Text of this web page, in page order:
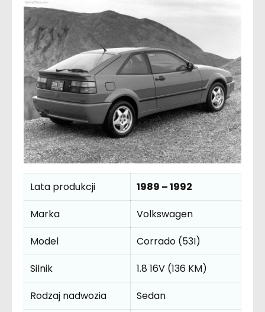
Lata produkcji
1989 – 1992
Marka
Volkswagen
Model
Corrado (53I)
Silnik
1.8 16V (136 KM)
Rodzaj nadwozia
Sedan